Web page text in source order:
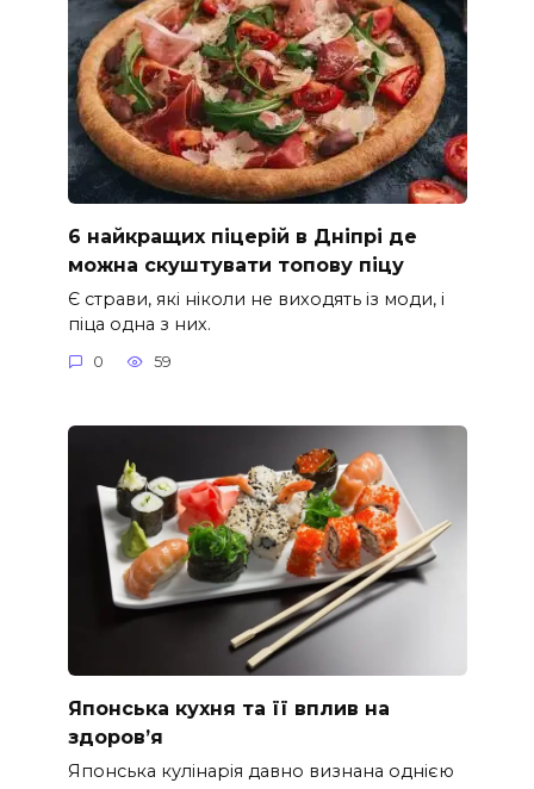
6 найкращих піцерій в Дніпрі де
можна скуштувати топову піцу
Є страви, які ніколи не виходять із моди, і
піца одна з них.
0 59
Японська кухня та її вплив на
здоров’я
Японська кулінарія давно визнана однією